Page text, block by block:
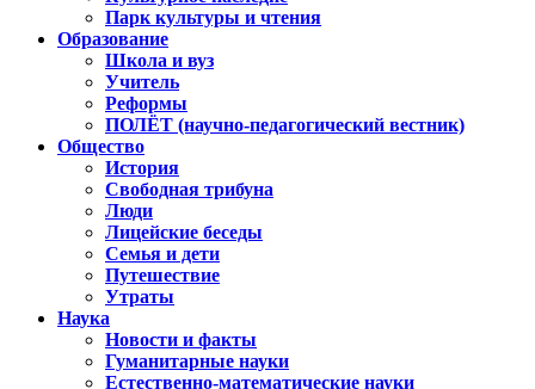
Парк культуры и чтения
Образование
Школа и вуз
Учитель
Реформы
ПОЛЁТ (научно-педагогический вестник)
Общество
История
Свободная трибуна
Люди
Лицейские беседы
Семья и дети
Путешествие
Утраты
Наука
Новости и факты
Гуманитарные науки
Естественно-математические науки